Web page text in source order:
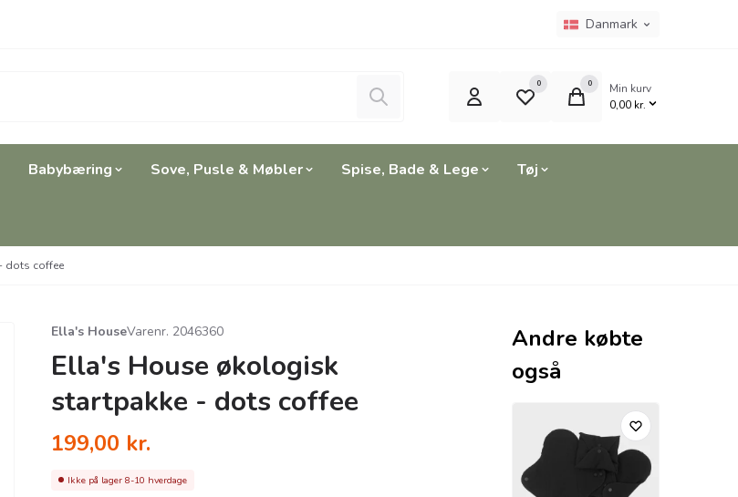
Sprogvælger
Nuværende sprog er:
Danmark
Søg
0 0
Min kurv
0,00 kr.
Babybæring Sove, Pusle & Møbler Spise, Bade & Lege Tøj
dots coffee
Ella's HouseVarenr. 2046360
Ella's House økologisk
startpakke - dots coffee
199,00 kr.
Ikke på lager 8-10 hverdage
Andre købte
også